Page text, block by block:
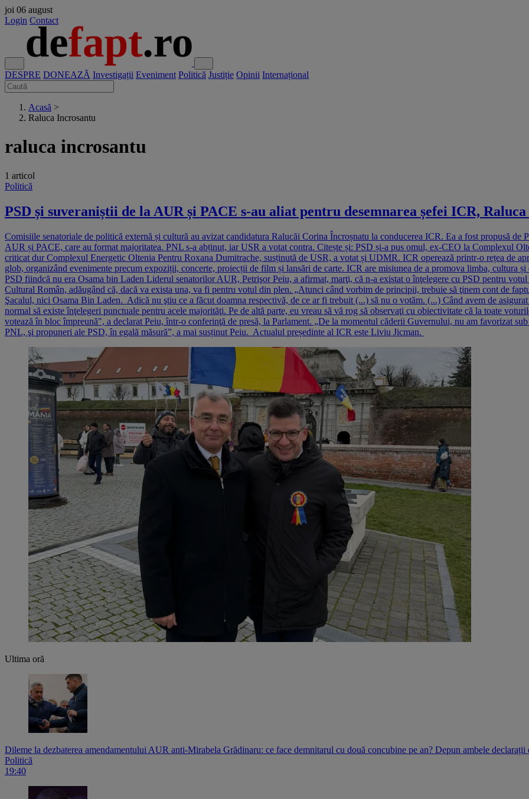
joi 06 august
Login Contact
DESPRE DONEAZĂ Investigații Eveniment Politică Justiție Opinii Internațional
Acasă >
Raluca Incrosantu
raluca incrosantu
1 articol
Politică
PSD și suveraniștii de la AUR și PACE s-au aliat pentru desemnarea șefei ICR,
Comisiile senatoriale de politică externă și cultură au avizat candidatura Ralucăi Corina Încroșnatu la conducerea ICR. Ea a fost propusă de
AUR și PACE, care au format majoritatea. PNL s-a abținut, iar USR a votat contra. Citește și: PSD și-a pus omul, ex-CEO la Complexul
criticat dur Complexul Energetic Oltenia Pentru Roxana Dumitrache, susținută de USR, a votat și UDMR. ICR operează printr-o rețea de
glob, organizând evenimente precum expoziții, concerte, proiecții de film și lansări de carte. ICR are misiunea de a promova limba, cultura
PSD fiindcă nu era Osama bin Laden Liderul senatorilor AUR, Petrişor Peiu, a afirmat, marţi, că n-a existat o înţelegere cu PSD pentru
Cultural Român, adăugând că, dacă va exista una, va fi pentru votul din plen. „Atunci când vorbim de principii, trebuie să ţinem cont de
Şacalul, nici Osama Bin Laden. Adică nu ştiu ce a făcut doamna respectivă, de ce ar fi trebuit (...) să nu o votăm. (...) Când avem de
normal să existe înţelegeri punctuale pentru acele majorităţi. Pe de altă parte, eu vreau să vă rog să observaţi cu obiectivitate că la toate
votează în bloc împreună", a declarat Peiu, într-o conferinţă de presă, la Parlament. „De la momentul căderii Guvernului, nu am favorizat
PNL, şi propuneri ale PSD, în egală măsură”, a mai susținut Peiu. Actualul președinte al ICR este Liviu Jicman.
Ultima oră
Dileme la dezbaterea amendamentului AUR anti-Mirabela Grădinaru: ce face demnitarul cu două concubine pe an? Depun ambele declarații
Politică
19:40